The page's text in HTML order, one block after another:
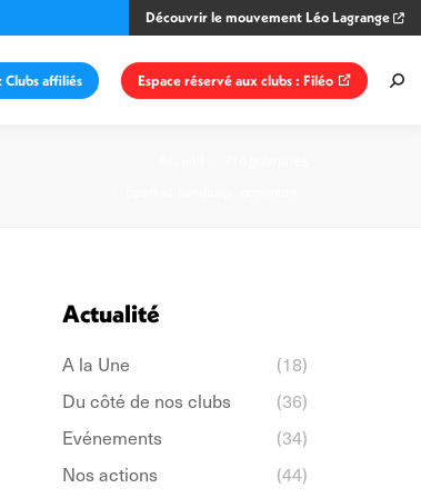
Découvrir le mouvement Léo Lagrange
affiliés Espace réservé aux clubs : Filéo
Actualité
A la Une
(18)
Du côté de nos clubs
(36)
Evénements
(34)
Nos actions
(44)